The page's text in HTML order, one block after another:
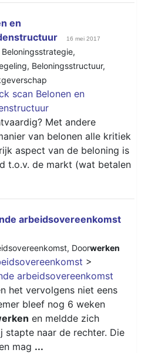
en
16 mei 2017
Beloningsstrategie,
, Beloningsstructuur,
scan Belonen en
Met andere
van belonen alle kritiek
aspect van de beloning is
t.o.v. de markt (wat betalen
arbeidsovereenkomst
, Doorwerken
>
arbeidsovereenkomst
het vervolgens niet eens
bleef nog 6 weken
en meldde zich
stapte naar de rechter. Die
mag ...